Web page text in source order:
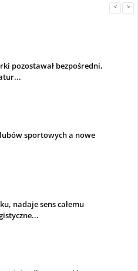
< >
pozostawał bezpośredni,
sportowych a nowe
nadaje sens całemu